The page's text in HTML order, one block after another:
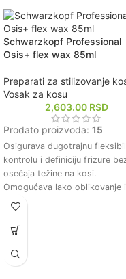
Lagani sastav ne otežava
ostavlja masne tragove.
Hidrira i hrani kosu, čineći je
mekšom i zdravijom.
Schwarzkopf Professional
Osis+ flex wax 85ml
Preparati za stilizovanje
Vosak za kosu
2,603.00 RSD
Prodato proizvoda: 15
Osigurava dugotrajnu
kontrolu i definiciju frizure
osećaja težine na kosi.
Omogućava lako oblikovanje i
preoblikovanje frizure tokom
zahvaljujući svojoj kremastoj
teksturi.
pružajući prirodan sjaj i